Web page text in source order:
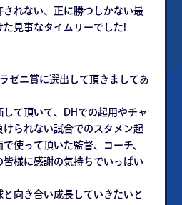
れない、正に勝つしかない最
見事なタイムリーでした!
ゼニ賞に選出して頂きましてあ
て頂いて、DHでの起用やチャ
けられない試合でのスタメン起
使って頂いた監督、コーチ、
様に感謝の気持ちでいっぱい
向き合い成長していきたいと